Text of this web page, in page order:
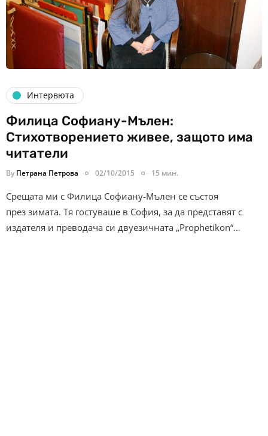
Интервюта
Филица Софиану-Мълен:
Стихотворението живее, защото има
читатели
By Петрана Петрова 02/10/2015 15 мин.
Срещата ми с Филица Софиану-Мълен се състоя
през зимата. Тя гостуваше в София, за да представят с
издателя и преводача си двуезичната „Prophetikon“…